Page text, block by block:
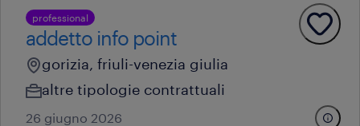
professional
addetto info point
gorizia, friuli-venezia giulia
altre tipologie contrattuali
26 giugno 2026